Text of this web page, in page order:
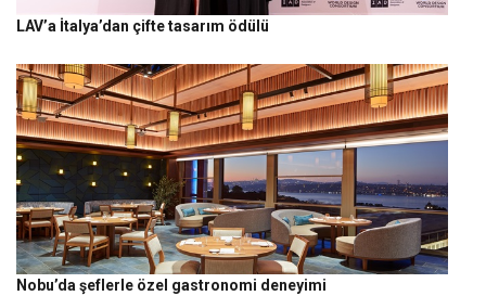
LAV’a İtalya’dan çifte tasarım ödülü
Nobu’da şeflerle özel gastronomi deneyimi